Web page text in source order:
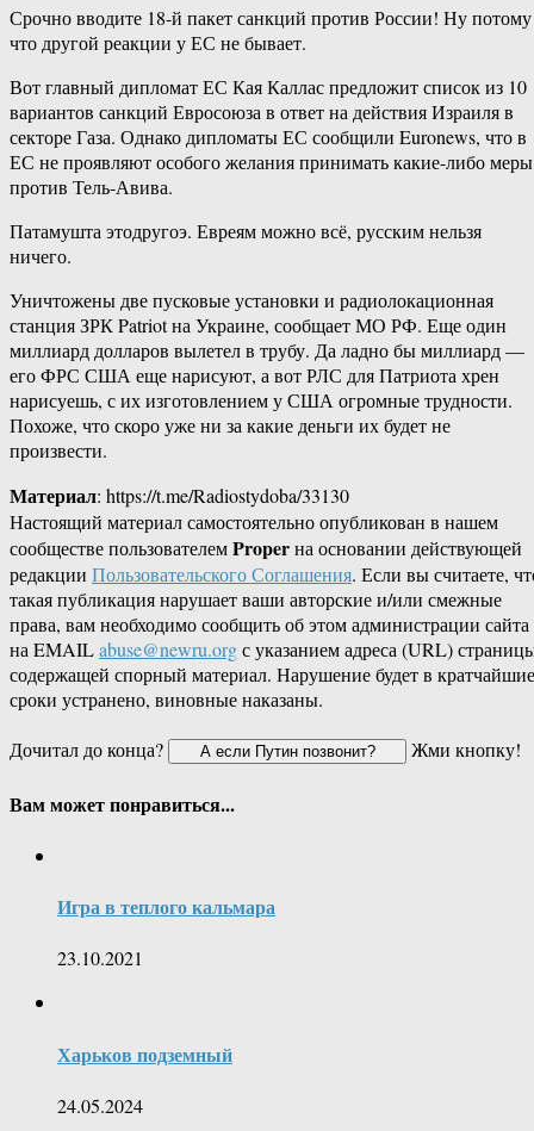
Срочно вводите 18-й пакет санкций против России! Ну потому
что другой реакции у ЕС не бывает.
Вот главный дипломат ЕС Кая Каллас предложит список из 10
вариантов санкций Евросоюза в ответ на действия Израиля в
секторе Газа. Однако дипломаты ЕС сообщили Euronews, что в
ЕС не проявляют особого желания принимать какие-либо меры
против Тель-Авива.
Патамушта этодругоэ. Евреям можно всё, русским нельзя
ничего.
Уничтожены две пусковые установки и радиолокационная
станция ЗРК Patriot на Украине, сообщает МО РФ. Еще один
миллиард долларов вылетел в трубу. Да ладно бы миллиард —
его ФРС США еще нарисуют, а вот РЛС для Патриота хрен
нарисуешь, с их изготовлением у США огромные трудности.
Похоже, что скоро уже ни за какие деньги их будет не
произвести.
Материал: https://t.me/Radiostydoba/33130
Настоящий материал самостоятельно опубликован в нашем
сообществе пользователемProperна основании действующей
редакции Пользовательского Соглашения. Если вы считаете,
такая публикация нарушает ваши авторские и/или смежные
права, вам необходимо сообщить об этом администрации сайта
на EMAILabuse@newru.orgс указанием адреса (URL)
содержащей спорный материал. Нарушение будет в кратчайшие
сроки устранено, виновные наказаны.
Дочитал до конца?
Жми кнопку!
Вам может понравиться...
Игра в теплого кальмара
23.10.2021
Харьков подземный
24.05.2024